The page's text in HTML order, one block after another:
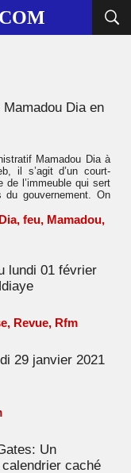
Dia en
Mamadou Dia à
il s’agit d’un court-
de l’immeuble qui sert
gouvernement. On
Dia, feu, Mamadou,
lundi 01 février
, Revue, Rfm
29 janvier 2021
Un
caché